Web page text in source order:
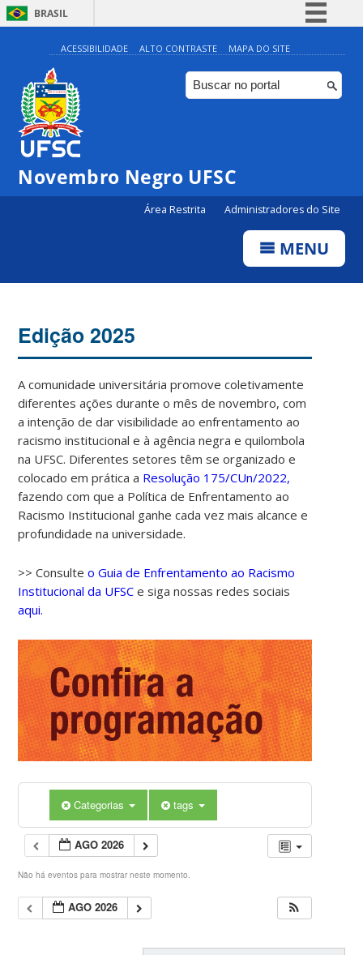
BRASIL
Simplifique!
Comunica BR
Participe
ACESSIBILIDADE ALTO CONTRASTE MAPA DO SITE
Novembro Negro UFSC
Área Restrita Administradores do Site
MENU
Edição 2025
A comunidade universitária promove coletivamente
diferentes ações durante o mês de novembro, com
a intenção de dar visibilidade ao enfrentamento ao
racismo institucional e à agência negra e quilombola
na UFSC. Diferentes setores têm se organizado e
colocado em prática a Resolução 175/CUn/2022,
fazendo com que a Política de Enfrentamento ao
Racismo Institucional ganhe cada vez mais alcance e
profundidade na universidade.
>> Consulteo Guia de Enfrentamento ao Racismo
Institucional da UFSC e siga nossas redes sociais
aqui.
Categorias tags
AGO 2026
Não há eventos para mostrar neste momento.
AGO 2026